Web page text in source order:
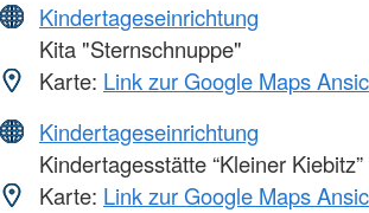
Kindertageseinrichtung
Kita "Sternschnuppe"
Karte: Link zur Google Maps
Kindertageseinrichtung
Kindertagesstätte “Kleiner Kiebitz”
Karte: Link zur Google Maps